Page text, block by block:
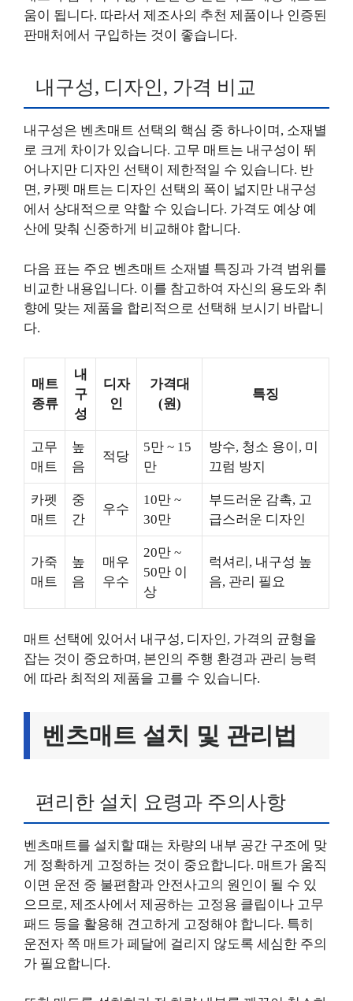
움이 됩니다. 따라서 제조사의 추천 제품이나 인증된
판매처에서 구입하는 것이 좋습니다.
내구성, 디자인, 가격 비교
내구성은 벤츠매트 선택의 핵심 중 하나이며, 소재별
로 크게 차이가 있습니다. 고무 매트는 내구성이 뛰
어나지만 디자인 선택이 제한적일 수 있습니다. 반
면, 카펫 매트는 디자인 선택의 폭이 넓지만 내구성
에서 상대적으로 약할 수 있습니다. 가격도 예상 예
산에 맞춰 신중하게 비교해야 합니다.
다음 표는 주요 벤츠매트 소재별 특징과 가격 범위를
비교한 내용입니다. 이를 참고하여 자신의 용도와 취
향에 맞는 제품을 합리적으로 선택해 보시기 바랍니
다.
매트
종류
내
구
성
디자
인
가격대
(원)
특징
고무
매트
높
음
적당
5만 ~ 15
만
방수, 청소 용이, 미
끄럼 방지
카펫
매트
중
간
우수
10만 ~
30만
부드러운 감촉, 고
급스러운 디자인
가죽
매트
높
음
매우
우수
20만 ~
50만 이
상
럭셔리, 내구성 높
음, 관리 필요
매트 선택에 있어서 내구성, 디자인, 가격의 균형을
잡는 것이 중요하며, 본인의 주행 환경과 관리 능력
에 따라 최적의 제품을 고를 수 있습니다.
벤츠매트 설치 및 관리법
편리한 설치 요령과 주의사항
벤츠매트를 설치할 때는 차량의 내부 공간 구조에 맞
게 정확하게 고정하는 것이 중요합니다. 매트가 움직
이면 운전 중 불편함과 안전사고의 원인이 될 수 있
으므로, 제조사에서 제공하는 고정용 클립이나 고무
패드 등을 활용해 견고하게 고정해야 합니다. 특히
운전자 쪽 매트가 페달에 걸리지 않도록 세심한 주의
가 필요합니다.